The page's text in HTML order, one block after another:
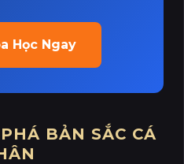
Học Ngay
BẢN SẮC CÁ